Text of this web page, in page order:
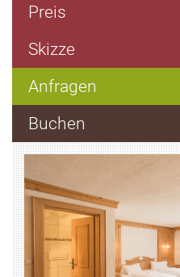
Preis
Skizze
Anfragen
Buchen